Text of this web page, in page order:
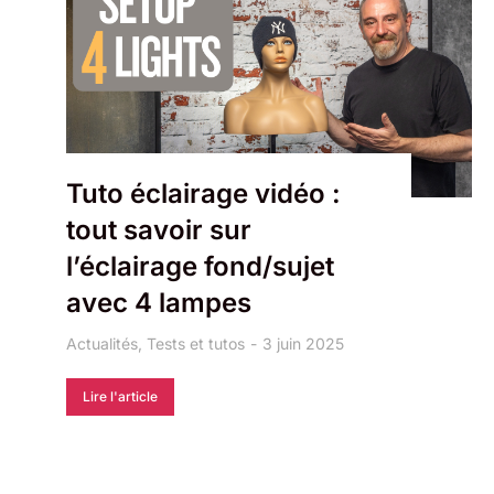
Tuto éclairage vidéo :
tout savoir sur
l’éclairage fond/sujet
avec 4 lampes
Actualités Tests et tutos 3 juin 2025
Lire l'article